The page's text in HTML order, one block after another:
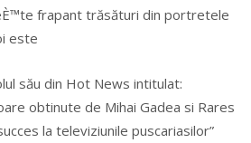
frapant trăsături din portretele
este
său din Hot News intitulat:
obtinute de Mihai Gadea si Rares
la televiziunile puscariasilor”